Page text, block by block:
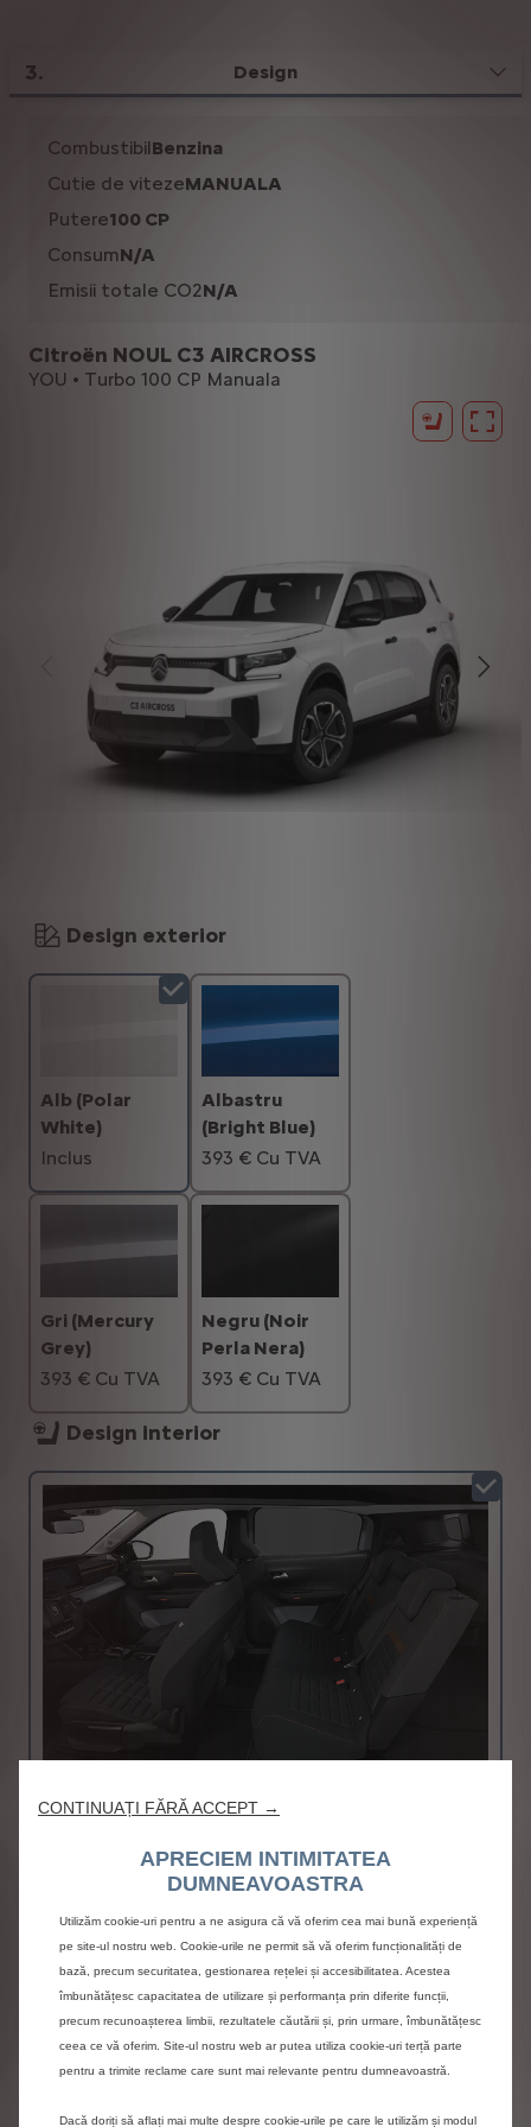
3. Design
Citroën NOUL C3 AIRCROSS
YOU • Turbo 100 CP Manuala
CombustibilBenzina
Cutie de vitezeMANUALA
Putere100 CP
ConsumN/A
Emisii totale CO2N/A
Design exterior
Alb (Polar
White)
Inclus
Albastru
(Bright Blue)
393 € Cu TVA
Gri (Mercury
Grey)
393 € Cu TVA
Negru (Noir
Perla Nera)
393 € Cu TVA
Design interior
Tapiterie textila Urban Bronze (negru)
CONTINUAȚI FĂRĂ ACCEPT →
APRECIEM INTIMITATEA
DUMNEAVOASTRA
Utilizăm cookie-uri pentru a ne asigura că vă oferim cea mai bună experiență
pe site-ul nostru web. Cookie-urile ne permit să vă oferim funcționalități de
bază, precum securitatea, gestionarea rețelei și accesibilitatea. Acestea
îmbunătățesc capacitatea de utilizare și performanța prin diferite funcții,
precum recunoașterea limbii, rezultatele căutării și, prin urmare, îmbunătățesc
ceea ce vă oferim. Site-ul nostru web ar putea utiliza cookie-uri terță parte
pentru a trimite reclame care sunt mai relevante pentru dumneavoastră.
Dacă doriți să aflați mai multe despre cookie-urile pe care le utilizăm și modul